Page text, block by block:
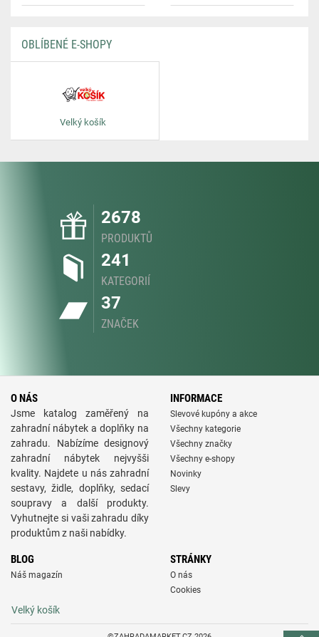
OBLÍBENÉ E-SHOPY
Velký košík
2678
PRODUKTŮ
241
KATEGORIÍ
37
ZNAČEK
O NÁS
Jsme katalog zaměřený na
zahradní nábytek a doplňky na
zahradu. Nabízíme designový
zahradní nábytek nejvyšši
kvality. Najdete u nás zahradní
sestavy, židle, doplňky, sedací
soupravy a další produkty.
Vyhutnejte si vaši zahradu díky
produktům z naši nabídky.
INFORMACE
Slevové kupóny a akce
Všechny kategorie
Všechny značky
Všechny e-shopy
Novinky
Slevy
BLOG
Náš magazín
STRÁNKY
O nás
Cookies
Velký košík